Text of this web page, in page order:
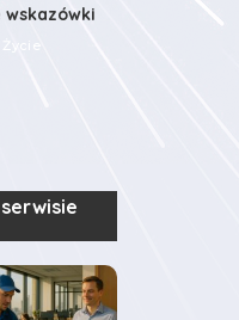
wskazówki
Życie